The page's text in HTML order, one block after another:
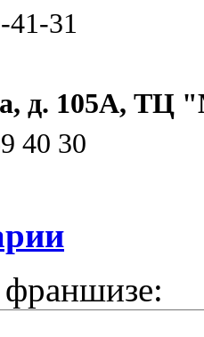
41-31
д. 105А, ТЦ
40 30